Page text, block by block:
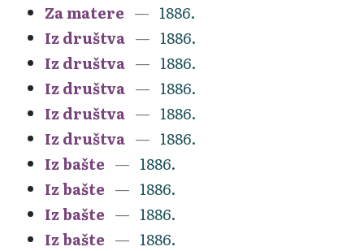
Za matere
1886.
Iz društva
1886.
Iz društva
1886.
Iz društva
1886.
Iz društva
1886.
Iz društva
1886.
Iz bašte
1886.
Iz bašte
1886.
Iz bašte
1886.
Iz bašte
1886.